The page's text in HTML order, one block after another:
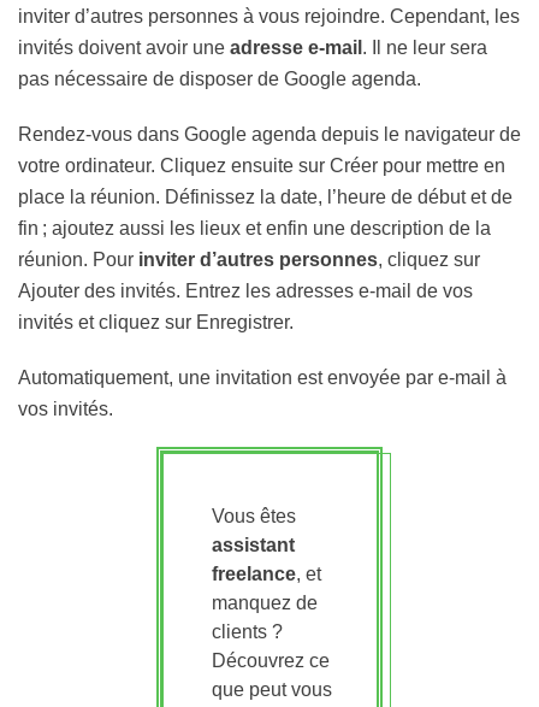
inviter d’autres personnes à vous rejoindre. Cependant, les
invités doivent avoir une adresse e-mail . Il ne leur sera
pas nécessaire de disposer de Google agenda.
Rendez-vous dans Google agenda depuis le navigateur de
votre ordinateur. Cliquez ensuite sur Créer pour mettre en
place la réunion. Définissez la date, l’heure de début et de
fin ; ajoutez aussi les lieux et enfin une description de la
réunion. Pour inviter d’autres personnes, cliquez sur
Ajouter des invités. Entrez les adresses e-mail de vos
invités et cliquez sur Enregistrer.
Automatiquement, une invitation est envoyée par e-mail à
vos invités.
Vous êtes
assistant
freelance, et
manquez de
clients ?
Découvrez ce
que peut vous